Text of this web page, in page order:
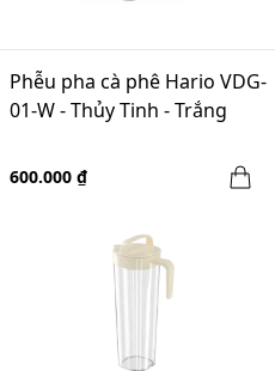
Phễu pha cà phê Hario VDG-
01-W - Thủy Tinh - Trắng
600.000 ₫